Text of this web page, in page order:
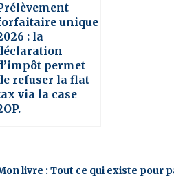
unique
: la
permet
refuser la flat
via la case
livre : Tout ce qui existe pour